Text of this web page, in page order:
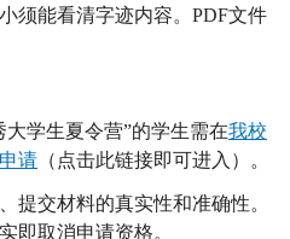
须能看清字迹内容。 PDF文件
学生夏令营”的学生需在我校
请 （点击此链接即可进入）。
提交材料的真实性和准确性。
即取消申请资格。